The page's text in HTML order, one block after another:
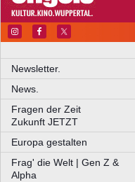
Newsletter.
News.
Fragen der Zeit
Zukunft JETZT
Europa gestalten
Frag' die Welt | Gen Z &
Alpha